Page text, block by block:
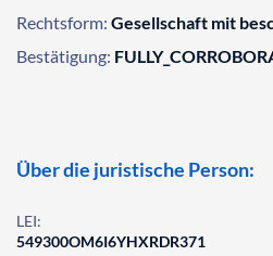
Rechtsform: Gesellschaft mit
Bestätigung:
Über die juristische Person:
LEI:
549300OM6I6YHXRDR371